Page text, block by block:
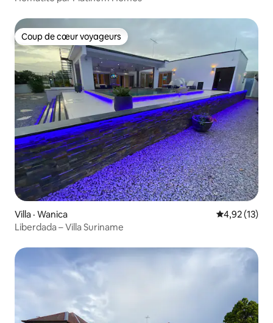
Coup de cœur voyageurs
Coup de cœur voyageurs
Villa · Wanica Note
4,92 (13)
Liberdada – Villa Suriname